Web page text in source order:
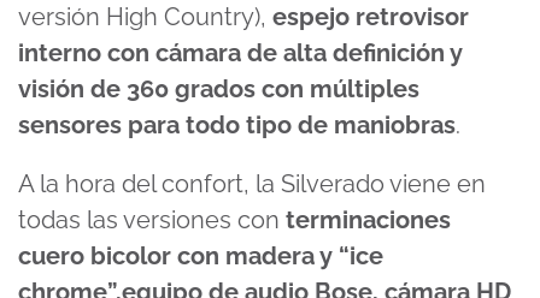
versión High Country), espejo retrovisor
interno con cámara de alta definición y
visión de 360 grados con múltiples
sensores para todo tipo de maniobras.
A la hora del confort, la Silverado viene en
todas las versiones con terminaciones
cuero bicolor con madera y “ice
chrome”,equipo de audio Bose, cámara HD